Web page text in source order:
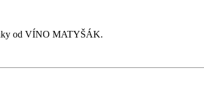
od VÍNO MATYŠÁK.